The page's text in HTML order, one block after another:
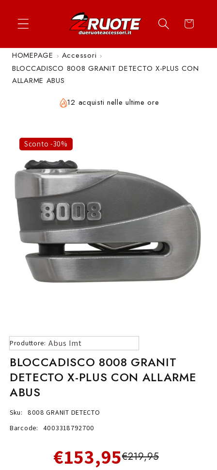
Vai al piè di página
Apri widget di accessibilità
ai contenuti
Carrello
HOMEPAGE
Accessori
BLOCCADISCO 8008 GRANIT DETECTO X-PLUS CON
ALLARME ABUS
12 acquisti nelle ultime ore
Sconto -30%
Produttore: Abus Imt
BLOCCADISCO 8008 GRANIT
DETECTO X-PLUS CON ALLARME
ABUS
Sku:
8008 GRANIT DETECTO
Barcode:
4003318792700
€153,95€219,95